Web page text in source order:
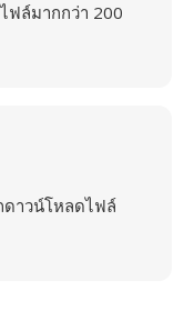
ฟล์มากกว่า 200
าวน์โหลดไฟล์